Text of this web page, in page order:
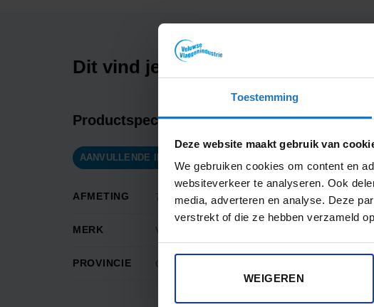
Toestemming
Deze website maakt gebruik van
We gebruiken cookies om content en
websiteverkeer te analyseren. Ook
media, adverteren en analyse. Deze
verstrekt of die ze hebben verzameld
WEIGEREN
Dit vind je misschien ook
Productspecificaties
AANVULLENDE INFORMATIE
AFMETING 70 x 100 cm, 100 x 150 cm, 150 x 225 cm, 200
MERK Veluwse Vlaggen Industrie
PROVINCIE Overijssel